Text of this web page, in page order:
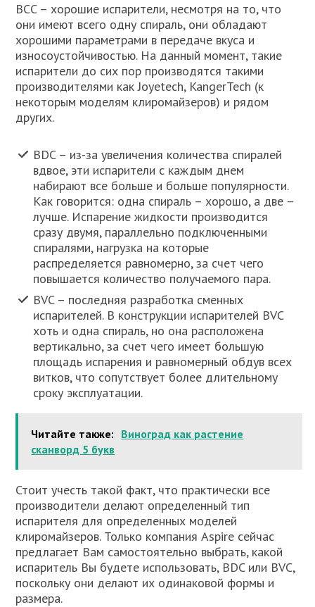
BCC – хорошие испарители, несмотря на то, что
они имеют всего одну спираль, они обладают
хорошими параметрами в передаче вкуса и
износоустойчивостью. На данный момент, такие
испарители до сих пор производятся такими
производителями как Joyetech, KangerTech (к
некоторым моделям клиромайзеров) и рядом
других.
BDC – из-за увеличения количества спиралей
вдвое, эти испарители с каждым днем
набирают все больше и больше популярности.
Как говорится: одна спираль – хорошо, а две –
лучше. Испарение жидкости производится
сразу двумя, параллельно подключенными
спиралями, нагрузка на которые
распределяется равномерно, за счет чего
повышается количество получаемого пара.
BVC – последняя разработка сменных
испарителей. В конструкции испарителей BVC
хоть и одна спираль, но она расположена
вертикально, за счет чего имеет большую
площадь испарения и равномерный обдув всех
витков, что сопутствует более длительному
сроку эксплуатации.
Читайте также: Виноград как растение
сканворд 5 букв
Стоит учесть такой факт, что практически все
производители делают определенный тип
испарителя для определенных моделей
клиромайзеров. Только компания Aspire сейчас
предлагает Вам самостоятельно выбрать, какой
испаритель Вы будете использовать, BDC или BVC,
поскольку они делают их одинаковой формы и
размера.